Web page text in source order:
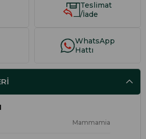
Teslimat
/İade
WhatsApp
Hattı
Mammamia